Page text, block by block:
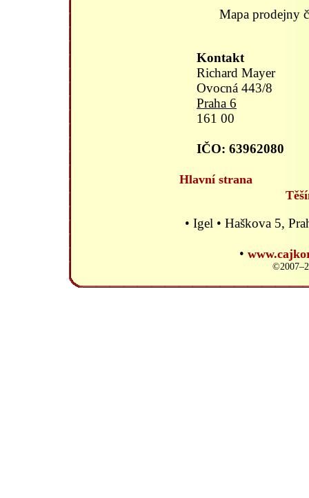
Mapa prodejny
Kontakt
Richard Mayer
Ovocná 443/8
Praha 6
161 00
IČO: 63962080
Hlavní strana
• Igel • Haškova 5,
•